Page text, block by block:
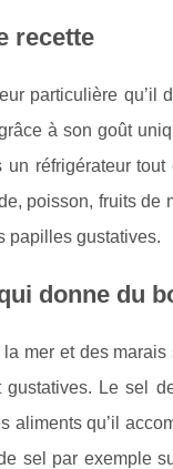
recette
particulière
à son goût
réfrigérateur
poisson, fruits de
papilles gustatives.
donne du
mer et des
Le sel
qu’il
sel par exemple